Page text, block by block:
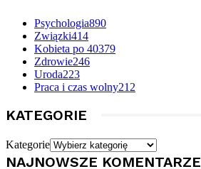
Psychologia890
Związki414
Kobieta po 40379
Zdrowie246
Uroda223
Praca i czas wolny212
KATEGORIE
Kategorie
NAJNOWSZE KOMENTARZE